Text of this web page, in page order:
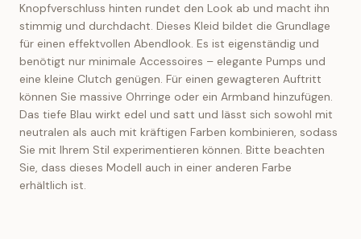
Knopfverschluss hinten rundet den Look ab und macht ihn
stimmig und durchdacht. Dieses Kleid bildet die Grundlage
für einen effektvollen Abendlook. Es ist eigenständig und
benötigt nur minimale Accessoires – elegante Pumps und
eine kleine Clutch genügen. Für einen gewagteren Auftritt
können Sie massive Ohrringe oder ein Armband hinzufügen.
Das tiefe Blau wirkt edel und satt und lässt sich sowohl mit
neutralen als auch mit kräftigen Farben kombinieren, sodass
Sie mit Ihrem Stil experimentieren können. Bitte beachten
Sie, dass dieses Modell auch in einer anderen Farbe
erhältlich ist.